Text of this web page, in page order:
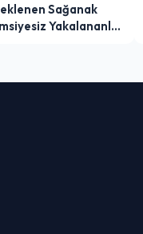
Sağanak
Yakalananlar